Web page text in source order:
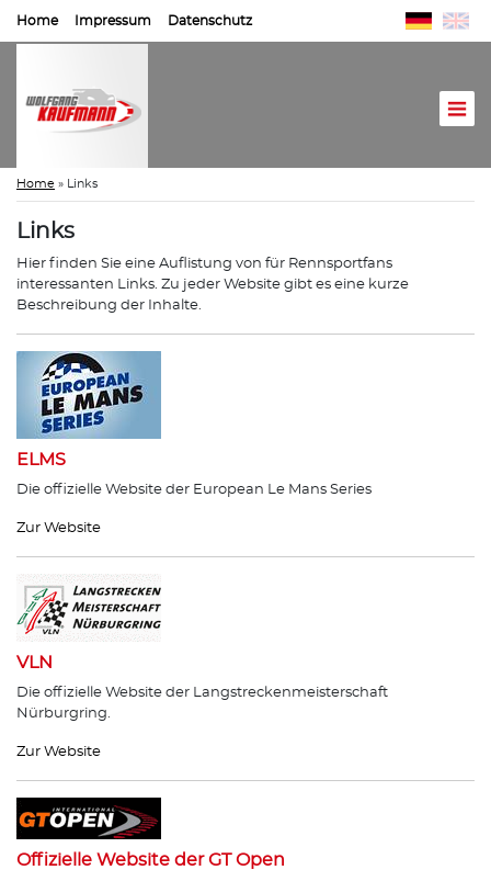
Home Impressum Datenschutz
Home » Links
Links
Hier finden Sie eine Auflistung von für Rennsportfans
interessanten Links. Zu jeder Website gibt es eine kurze
Beschreibung der Inhalte.
ELMS
Die offizielle Website der European Le Mans Series
Zur Website
VLN
Die offizielle Website der Langstreckenmeisterschaft
Nürburgring.
Zur Website
Offizielle Website der GT Open